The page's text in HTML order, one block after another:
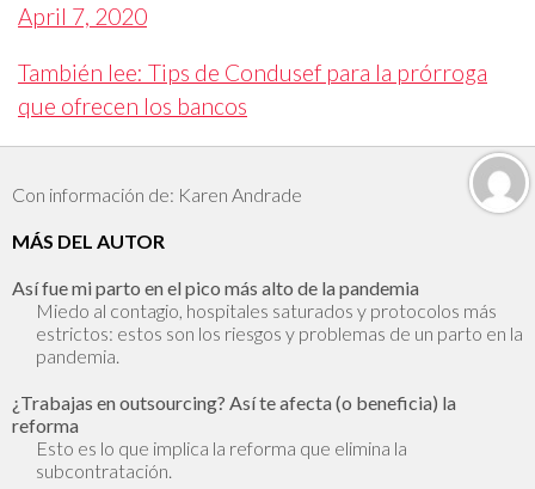
April 7, 2020
También lee: Tips de Condusef para la prórroga
que ofrecen los bancos
Con información de: Karen Andrade
MÁS DEL AUTOR
Así fue mi parto en el pico más alto de la pandemia
Miedo al contagio, hospitales saturados y protocolos más
estrictos: estos son los riesgos y problemas de un parto en la
pandemia.
¿Trabajas en outsourcing? Así te afecta (o beneficia) la
reforma
Esto es lo que implica la reforma que elimina la
subcontratación.